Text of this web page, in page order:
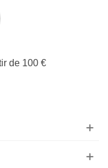
de 100 €